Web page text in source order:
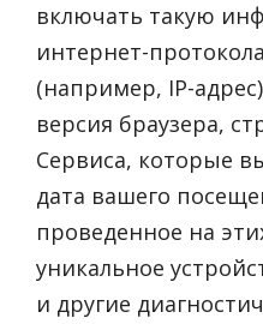
включать такую
интернет-
(например, IP-
версия браузера,
Сервиса, которые
дата вашего
проведенное на
уникальное
и другие